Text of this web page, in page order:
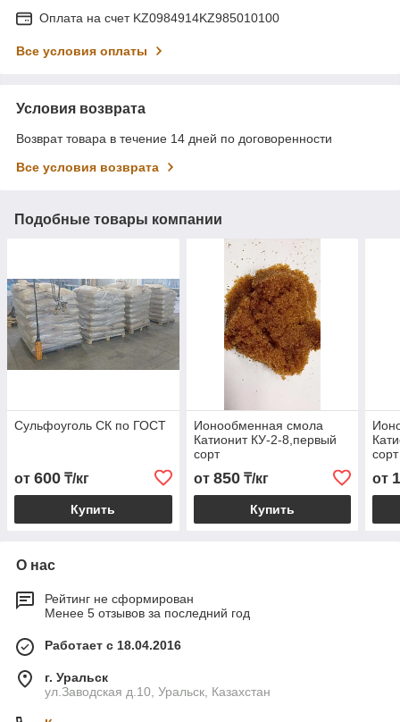
Оплата на счет KZ0984914KZ985010100
Все условия оплаты
Условия возврата
Возврат товара в течение 14 дней по договоренности
Все условия возврата
Подобные товары компании
Сульфоуголь СК по ГОСТ
от 600 ₸/кг
Купить
Ионообменная смола
Катионит КУ-2-8,первый
сорт
от 850₸/кг
Купить
от
О нас
Рейтинг не сформирован
Менее 5 отзывов за последний год
Работает с 18.04.2016
г. Уральск
ул.Заводская д.10, Уральск, Казахстан